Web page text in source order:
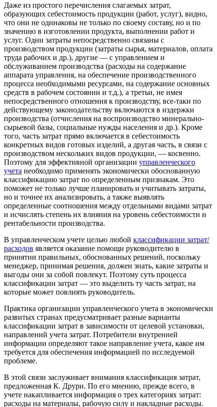
Даже из простого перечисления слагаемых затрат,
образующих себестоимость продукции (работ, услуг), видно,
что они не одинаковы не только по своему составу, но и по
значению в изготовлении продукта, выполнении работ и
услуг. Одни затраты непосредственно связаны с
производством продукции (затраты сырья, материалов, оплата
труда рабочих и др.), другие — с управлением и
обслуживанием производства (расходы на содержание
аппарата управления, на обеспечение производственного
процесса необходимыми ресурсами, на содержание основных
средств в рабочем состоянии и т.д.), а третьи, не имея
непосредственного отношения к производству, все-таки по
действующему законодательству включаются в издержки
производства (отчисления на воспроизводство минерально-
сырьевой базы, социальные нужды населения и др.). Кроме
того, часть затрат прямо включается в себестоимость
конкретных видов готовых изделий, а другая часть, в связи с
производством нескольких видов продукции, — косвенно.
Поэтому для эффективной организации управленческого
учета необходимо применять экономически обоснованную
классификацию затрат по определенным признакам. Это
поможет не только лучше планировать и учитывать затраты,
но и точнее их анализировать, а также выявлять
определенные соотношения между отдельными видами затрат
и исчислять степень их влияния на уровень себестоимости и
рентабельности производства.
В управленческом учете целью любой классификации затрат/
расходов является оказание помощи руководителю в
принятии правильных, обоснованных решений, поскольку
менеджер, принимая решения, должен знать, какие затраты и
выгоды они за собой повлекут. Поэтому суть процесса
классификации затрат — это выделить ту часть затрат, на
которые может повлиять руководитель.
Практика организации управленческого учета в экономически
развитых странах предусматривает разные варианты
классификации затрат в зависимости от целевой установки,
направлений учета затрат. Потребители внутренней
информации определяют такое направление учета, какое им
требуется для обеспечения информацией по исследуемой
проблеме.
В этой связи заслуживает внимания классификация затрат,
предложенная К. Друри. По его мнению, прежде всего, в
учете накапливается информация о трех категориях затрат:
расходы на материалы, рабочую силу и накладные расходы.